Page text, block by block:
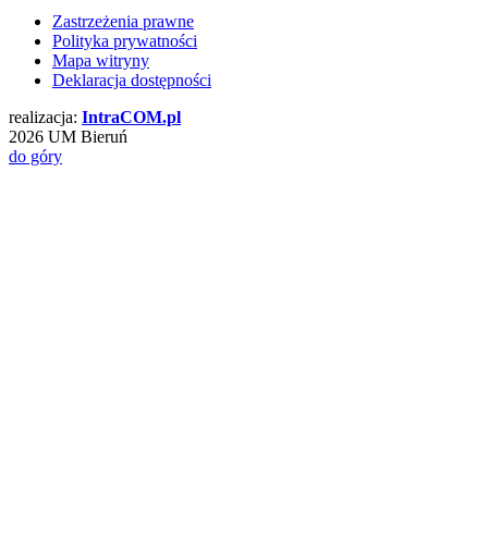
Zastrzeżenia prawne
Polityka prywatności
Mapa witryny
Deklaracja dostępności
realizacja: IntraCOM.pl
2026 UM Bieruń
do góry